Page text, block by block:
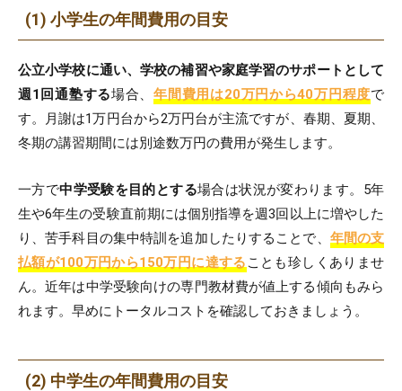
(1) 小学生の年間費用の目安
公立小学校に通い、学校の補習や家庭学習のサポートとして
週1回通塾する場合、年間費用は20万円から40万円程度で
す。月謝は1万円台から2万円台が主流ですが、春期、夏期、
冬期の講習期間には別途数万円の費用が発生します。
一方で中学受験を目的とする場合は状況が変わります。5年
生や6年生の受験直前期には個別指導を週3回以上に増やした
り、苦手科目の集中特訓を追加したりすることで、 年間の支
払額が100万円から150万円に達する ことも珍しくありませ
ん。近年は中学受験向けの専門教材費が値上する傾向もみら
れます。早めにトータルコストを確認しておきましょう。
(2) 中学生の年間費用の目安